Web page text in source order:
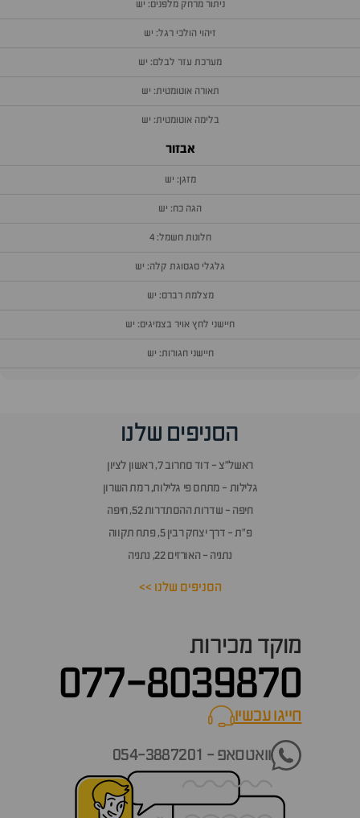
ניתור מרחק מלפנים: יש
זיהוי הולכי רגל: יש
מערכת עזר לבלם: יש
תאורה אוטומטית: יש
בלימה אוטומטית: יש
אבזור
מזגן: יש
הגה כח: יש
חלונות חשמל: 4
גלגלי סגסוגת קלה: יש
מצלמת רברס: יש
חיישני לחץ אויר בצמיגים: יש
חיישני חגורות: יש
הסניפים שלנו
ראשל״צ - דוד סחרוב 7, ראשון לציון
גלילות - מתחם פי גלילות, רמת השרון
חיפה - שדרות ההסתדרות 52, חיפה
פ״ת - דרך יצחק רבין 5, פתח תקווה
נתניה - האורזים 22, נתניה
הסניפים שלנו >>
מוקד מכירות
077-8039870
חייגו עכשיוcall now
וואטסאפ - 054-3887201